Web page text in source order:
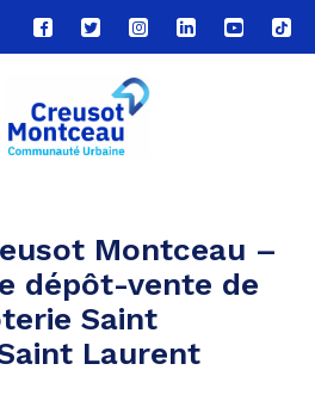
Lien
vers
compte
Facebook
Lien
vers
compte
Twitter
Lien
vers
le
compte
Lien
vers
Lien
vers
Lien
vers
Montceau –
dépôt-vente de
Saint
Laurent